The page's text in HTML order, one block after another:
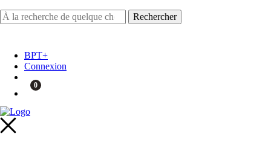
BPT+
Connexion
0